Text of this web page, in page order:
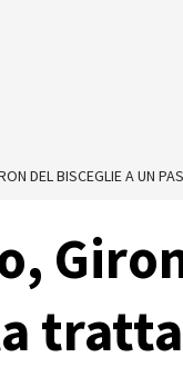
DEL BISCEGLIE A UN